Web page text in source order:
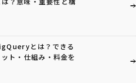
とは？できる
ト・仕組み・料金を